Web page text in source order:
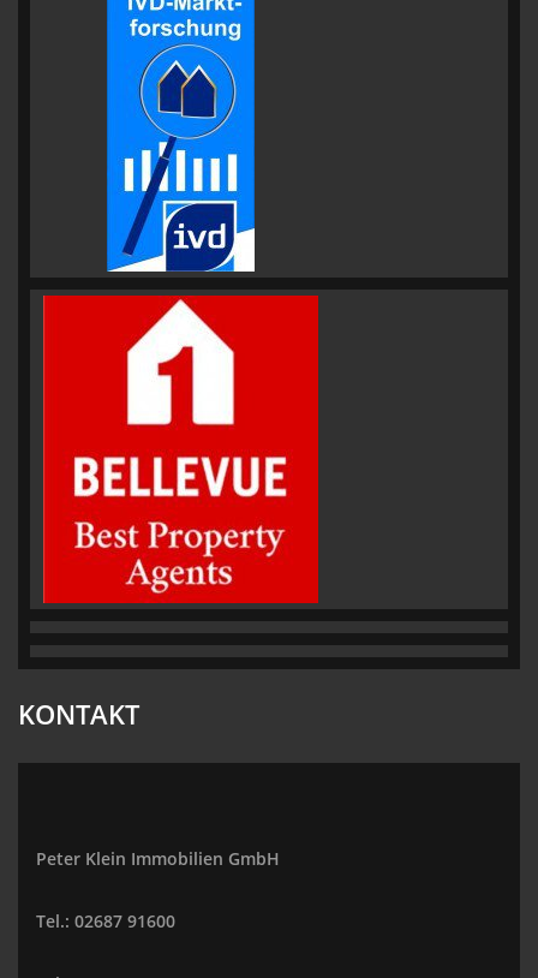
KONTAKT
Peter Klein Immobilien GmbH
Tel.: 02687 91600